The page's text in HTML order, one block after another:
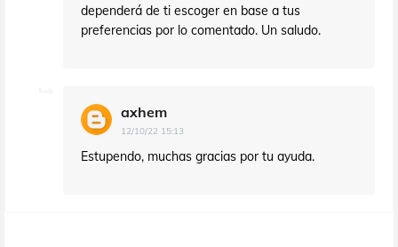
dependerá de ti escoger en base a tus
preferencias por lo comentado. Un saludo.
axhem
12/10/22 15:13
Estupendo, muchas gracias por tu ayuda.